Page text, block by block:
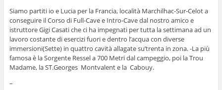
Siamo partiti io e Lucia per la Francia, località Marchilhac-Sur-Celot a
conseguire il Corso di Full-Cave e Intro-Cave dal nostro amico e
istruttore Gigi Casati che ci ha impegnati per tutta la settimana ad un
lavoro costante di esercizi fuori e dentro l’acqua con diverse
immersioni(Sette) in quattro cavità allagate su’trenta in zona.-La più
famosa è la Sorgente Ressel a 700 Metri dal campeggio, poi la Trou
Madame, la ST.Georges Montvalent e la Cabouy.
–